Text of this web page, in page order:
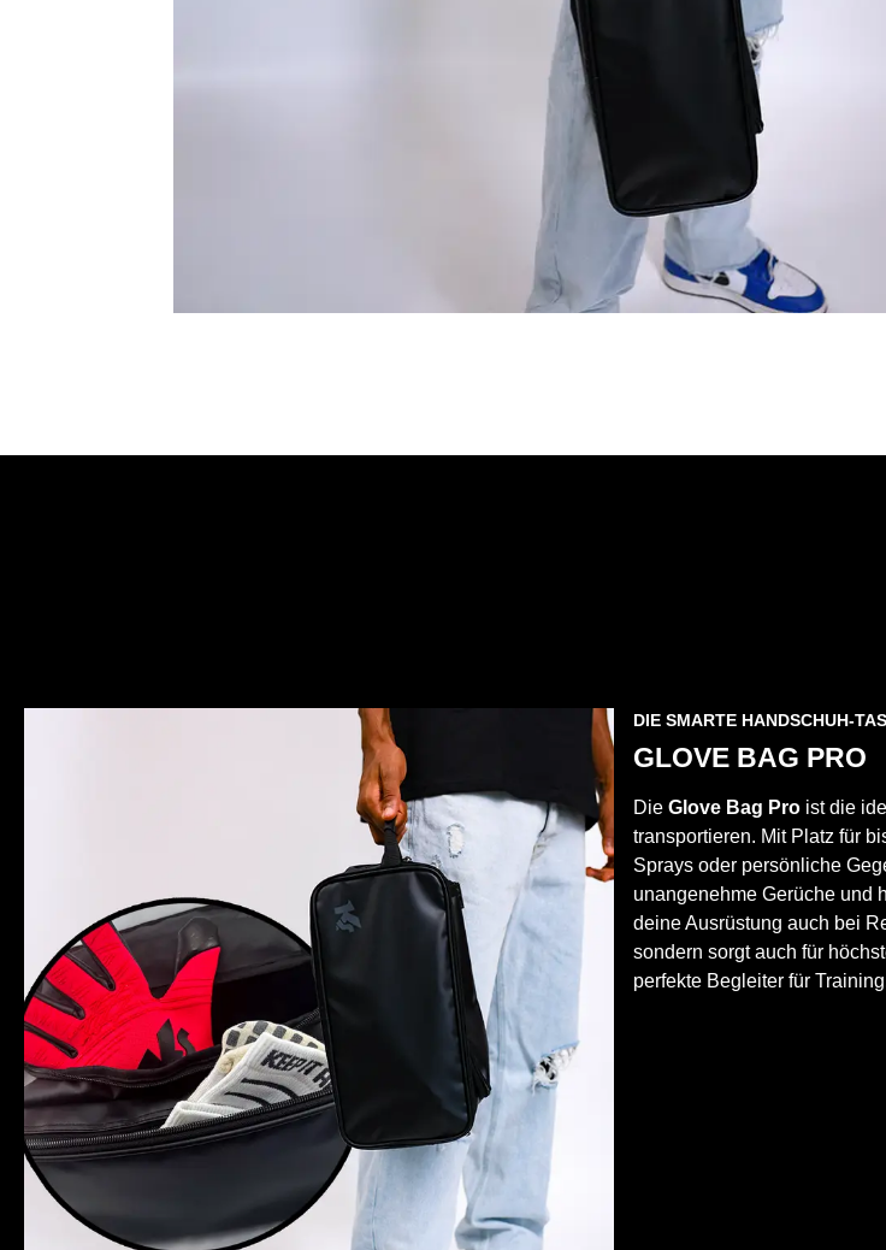
DIE SMARTE HANDSCHUH-
GLOVE BAG PRO
DieGlove Bag Pro ist die
transportieren. Mit Platz für
Sprays oder persönliche
unangenehme Gerüche und
deine Ausrüstung auch bei
sondern sorgt auch für
perfekte Begleiter für